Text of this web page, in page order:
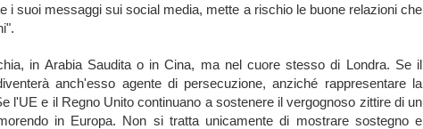
suoi messaggi sui social media, mette a rischio le buone relazioni che
in Arabia Saudita o in Cina, ma nel cuore stesso di Londra. Se il
anch'esso agente di persecuzione, anziché rappresentare la
l'UE e il Regno Unito continuano a sostenere il vergognoso zittire di un
in Europa. Non si tratta unicamente di mostrare sostegno e